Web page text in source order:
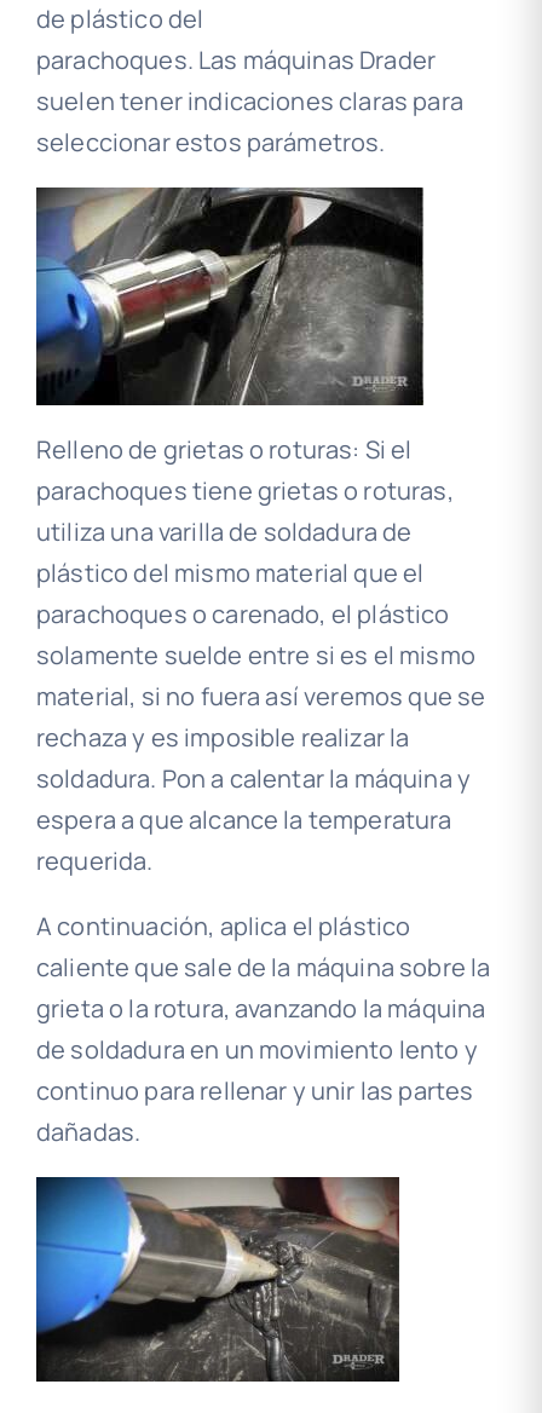
de plástico del
parachoques. Las máquinas Drader
suelen tener indicaciones claras para
seleccionar estos parámetros.
Relleno de grietas o roturas: Si el
parachoques tiene grietas o roturas,
utiliza una varilla de soldadura de
plástico del mismo material que el
parachoques o carenado, el plástico
solamente suelde entre si es el mismo
material, si no fuera así veremos que se
rechaza y es imposible realizar la
soldadura. Pon a calentar la máquina y
espera a que alcance la temperatura
requerida.
A continuación, aplica el plástico
caliente que sale de la máquina sobre la
grieta o la rotura, avanzando la máquina
de soldadura en un movimiento lento y
continuo para rellenar y unir las partes
dañadas.